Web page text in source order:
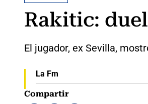
Rakitic:
El jugador, ex Sevilla,
La Fm
Compartir